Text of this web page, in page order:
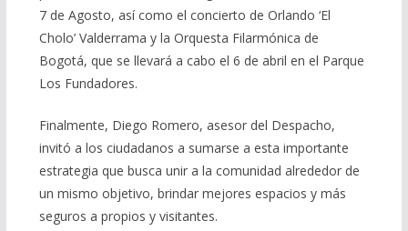
7 de Agosto, así como el concierto de Orlando ‘El
Cholo’ Valderrama y la Orquesta Filarmónica de
Bogotá, que se llevará a cabo el 6 de abril en el Parque
Los Fundadores.
Finalmente, Diego Romero, asesor del Despacho,
invitó a los ciudadanos a sumarse a esta importante
estrategia que busca unir a la comunidad alrededor de
un mismo objetivo, brindar mejores espacios y más
seguros a propios y visitantes.